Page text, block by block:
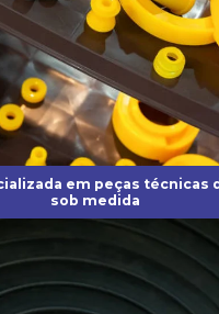
silicone
oring
de borracha
industriais
de silicone
em peças técnicas
sob medida